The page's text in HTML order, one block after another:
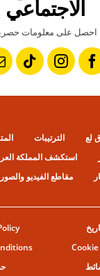
الاجتماعي
احصل على معلومات
لع الترتيبات
استكشف المملكة
مقاطع الفيديو والصور